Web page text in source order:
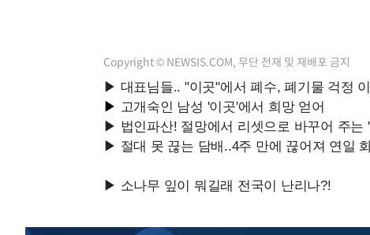
Copyright © NEWSIS.COM, 무단 전재 및 재배포 금지